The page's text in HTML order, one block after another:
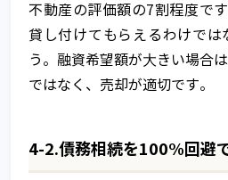
不動産の評価額の7割程度で
貸し付けてもらえるわけでは
う。融資希望額が⼤きい場合
ではなく、売却が適切です。
4-2.債務相続を100%回避